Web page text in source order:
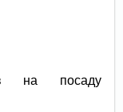
на посаду